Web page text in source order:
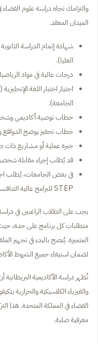
والتزامك تجاه دراسة علوم
الميدان المعقد.
شهادة إتمام الدراسة
العليا).
درجات عالية في مواد
الجامعة).
خطاب توصية أكاديمي
خطاب تحفيز يوضح الدوافع
خبرة عملية أو مشاريع ذات
قد يُطلب إجراء مقابلة
STEP للبرامج عالية التنافسية.
يجب على الطلاب الراغبين في
متطلبات كل برنامج على حدة،
المتميزة. يُنصح بالبدء في تجهيز
لضمان استيفاء جميع الشروط
تُظهر دراسة الأكاديمية
والفيزياء الكلاسيكية والحرارية
الفضاء في المملكة المتحدة. هذا
معرفية صلبة.